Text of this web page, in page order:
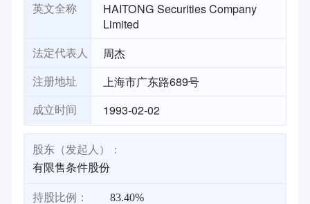
英文全称
HAITONG Securities Company
Limited
法定代表人 周杰
注册地址 上海市广东路689号
成立时间 1993-02-02
股东（发起人）：
有限售条件股份
持股比例： 83.40%